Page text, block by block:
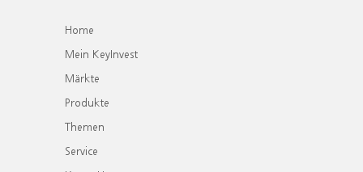
Home
Mein KeyInvest
Märkte
Produkte
Themen
Service